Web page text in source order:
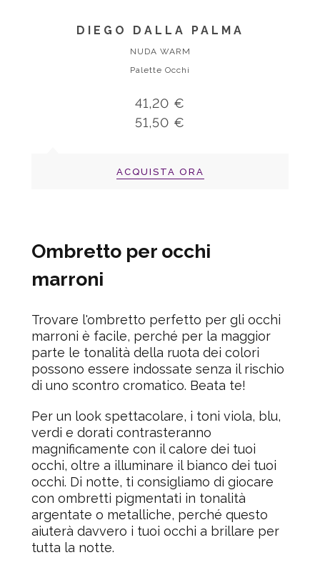
DIEGO DALLA PALMA
NUDA WARM
Palette Occhi
41,20 €
51,50 €
ACQUISTA ORA
Ombretto per occhi
marroni
Trovare l'ombretto perfetto per gli occhi
marroni è facile, perché per la maggior
parte le tonalità della ruota dei colori
possono essere indossate senza il rischio
di uno scontro cromatico. Beata te!
Per un look spettacolare, i toni viola, blu,
verdi e dorati contrasteranno
magnificamente con il calore dei tuoi
occhi, oltre a illuminare il bianco dei tuoi
occhi. Di notte, ti consigliamo di giocare
con ombretti pigmentati in tonalità
argentate o metalliche, perché questo
aiuterà davvero i tuoi occhi a brillare per
tutta la notte.